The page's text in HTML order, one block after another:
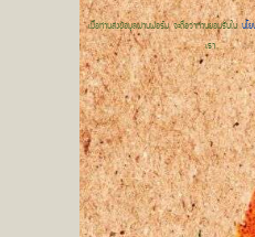
เมื่อท่านส่งข้อมูลผ่านฟอร์ม จะถือว่าท่านยอมรับในนโย
เรา